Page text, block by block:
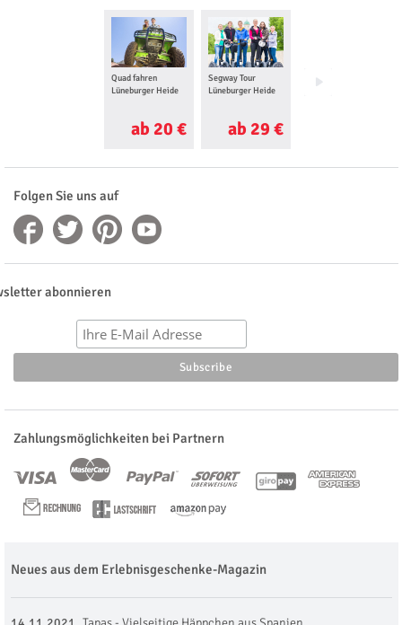
Quad fahren
Lüneburger Heide
ab 20 €
Segway Tour
Lüneburger Heide
ab 29 €
Ferrari selber
Folgen Sie uns auf
abonnieren
Zahlungsmöglichkeiten bei Partnern
Neues aus dem Erlebnisgeschenke-Magazin